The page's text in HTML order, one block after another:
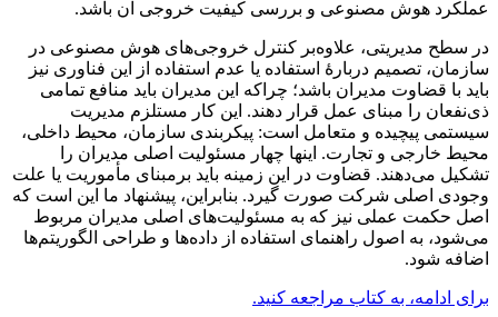
عملکرد هوش مصنوعی و بررسی کیفیت خروجی آن باشد.
در سطح مدیریتی، علاوه‌بر کنترل خروجی‌های هوش مصنوعی در
سازمان، تصمیم دربارهٔ استفاده یا عدم استفاده از این فناوری نیز
باید با قضاوت مدیران باشد؛ چراکه این مدیران باید منافع تمامی
ذی‌نفعان را مبنای عمل قرار دهند. این کار مستلزم مدیریت
سیستمی پیچیده و متعامل است: پیکربندی سازمان، محیط داخلی،
محیط خارجی و تجارت. اینها چهار مسئولیت اصلی مدیران را
تشکیل می‌دهند. قضاوت در این زمینه باید برمبنای مأموریت یا علت
وجودی اصلی شرکت صورت گیرد. بنابراین، پیشنهاد ما این است که
اصل حکمت عملی نیز که به مسئولیت‌های اصلی مدیران مربوط
می‌شود، به اصول راهنمای استفاده از داده‌ها و طراحی الگوریتم‌ها
اضافه شود.
برای ادامه، به کتاب مراجعه کنید.